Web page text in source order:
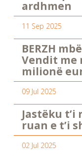
ardhmen
11 Sep 2025
BERZH
Vendit me
milionë
09 Jul 2025
Jastëku t’i
ruan e t’i
02 Jul 2025